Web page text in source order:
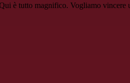
è tutto magnifico. Vogliamo vincere